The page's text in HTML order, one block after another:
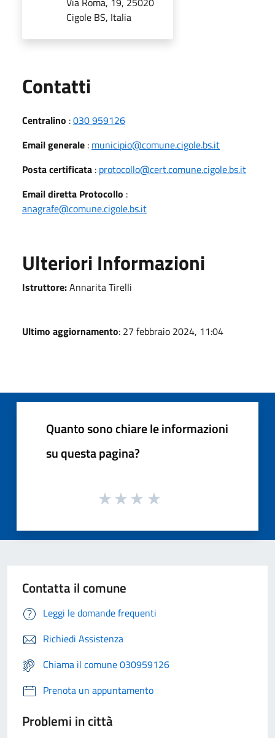
Cigole BS, Italia
Contatti
Centralino :030 959126
Email generale : municipio@comune.cigole.bs.it
Posta certificata : protocollo@cert.comune.cigole.bs.it
Email diretta Protocollo :
anagrafe@comune.cigole.bs.it
Ulteriori Informazioni
Istruttore:Annarita Tirelli
Ultimo aggiornamento: 27 febbraio 2024, 11:04
Quanto sono chiare le informazioni
su questa pagina?
Contatta il comune
Leggi le domande frequenti
Richiedi Assistenza
Chiama il comune 030959126
Prenota un appuntamento
Problemi in città